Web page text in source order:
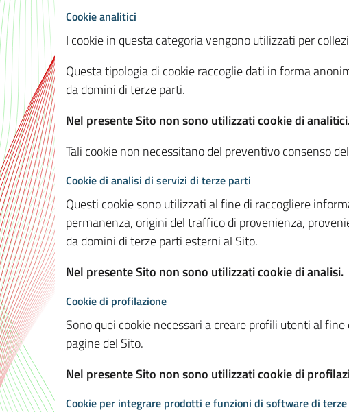
Cookie analitici
I cookie in questa categoria vengono utilizzati per
Questa tipologia di cookie raccoglie dati in forma
da domini di terze parti.
Nel presente Sito non sono utilizzati cookie di
Tali cookie non necessitano del preventivo consenso
Cookie di analisi di servizi di terze parti
Questi cookie sono utilizzati al fine di raccogliere
permanenza, origini del traffico di provenienza,
da domini di terze parti esterni al Sito.
Nel presente Sito non sono utilizzati cookie di analisi.
Cookie di profilazione
Sono quei cookie necessari a creare profili utenti al
pagine del Sito.
Nel presente Sito non sono utilizzati cookie di
Cookie per integrare prodotti e funzioni di software di